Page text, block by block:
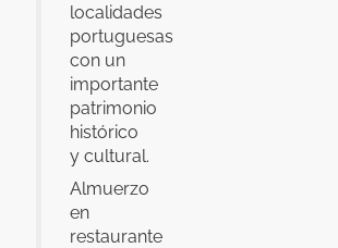
localidades
portuguesas
con un
importante
patrimonio
histórico
y cultural.
Almuerzo
en
restaurante